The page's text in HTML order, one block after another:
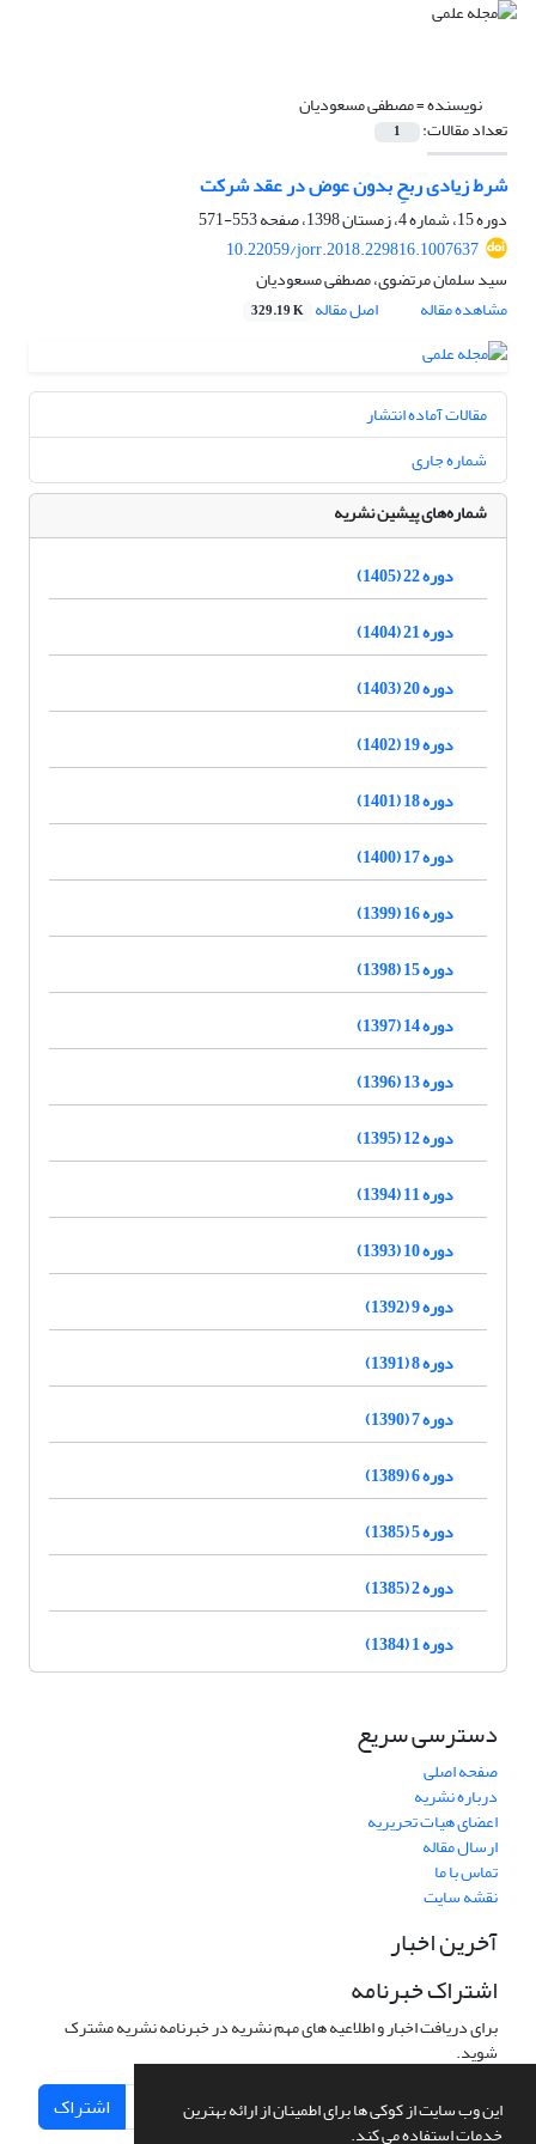
این وب سایت از کوکی ها برای اطمینان از ارائه بهترین
خدمات استفاده می کند.
نویسنده =مصطفی مسعودیان
تعداد مقالات: 1
شرط زیادی ربحِ بدون عوض در عقد شرکت
دوره 15، شماره 4، زمستان 1398، صفحه
553-571
10.22059/jorr.2018.229816.1007637
سید سلمان مرتضوی، مصطفی مسعودیان
مشاهده مقاله
اصل مقاله 329.19 K
مقالات آماده انتشار
شماره جاری
شماره‌های پیشین نشریه
دوره 22 (1405)
دوره 21 (1404)
دوره 20 (1403)
دوره 19 (1402)
دوره 18 (1401)
دوره 17 (1400)
دوره 16 (1399)
دوره 15 (1398)
دوره 14 (1397)
دوره 13 (1396)
دوره 12 (1395)
دوره 11 (1394)
دوره 10 (1393)
دوره 9 (1392)
دوره 8 (1391)
دوره 7 (1390)
دوره 6 (1389)
دوره 5 (1385)
دوره 2 (1385)
دوره 1 (1384)
دسترسی سریع
صفحه اصلی
درباره نشریه
اعضای هیات تحریریه
ارسال مقاله
تماس با ما
نقشه سایت
آخرین اخبار
اشتراک خبرنامه
برای دریافت اخبار و اطلاعیه های مهم نشریه در خبرنامه نشریه مشترک
شوید.
اشتراک